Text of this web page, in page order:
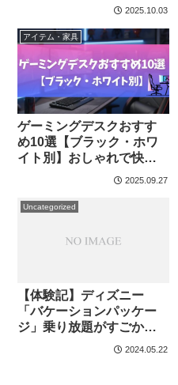
2025.10.03
アイテム・家具
ゲーミングデスクおすす
め10選【ブラック・ホワ
イト別】おしゃれで快適
2025.09.27
Uncategorized
【体験記】ディズニー
「バケーションパッケー
ジ」乗り放題がすごかっ
た！オススメはこんな
2024.05.22